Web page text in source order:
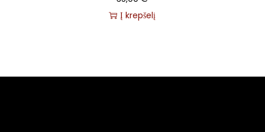
Į krepšelį